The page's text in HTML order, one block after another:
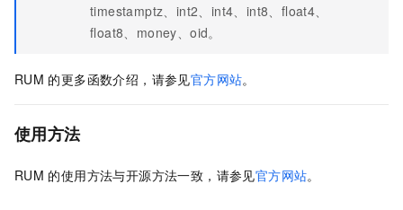
timestamptz、int2、int4、int8、float4、
float8、money、oid。
RUM 的更多函数介绍，请参见官方网站。
使用方法
RUM 的使用方法与开源方法一致，请参见官方网站。